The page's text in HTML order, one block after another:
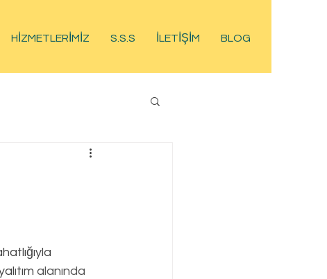
HİZMETLERİMİZ S.S.S İLETİŞİM BLOG
alanında